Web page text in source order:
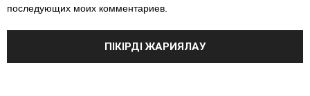
последующих моих комментариев.